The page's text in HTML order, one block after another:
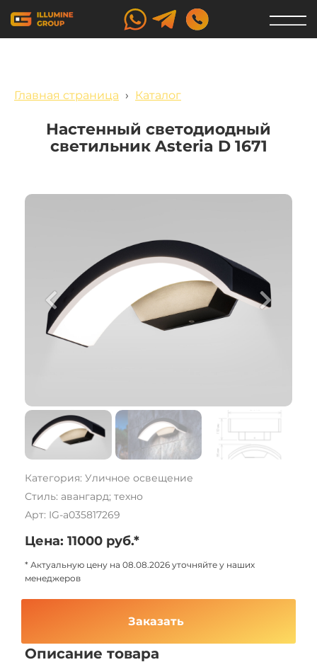
Главная страница › Каталог
Настенный светодиодный
светильник Asteria D 1671
Категория: Уличное освещение
Стиль: авангард; техно
Арт: IG-a035817269
Цена: 11000 руб.*
* Актуальную цену на 08.08.2026 уточняйте у наших
менеджеров
Заказать
Описание товара